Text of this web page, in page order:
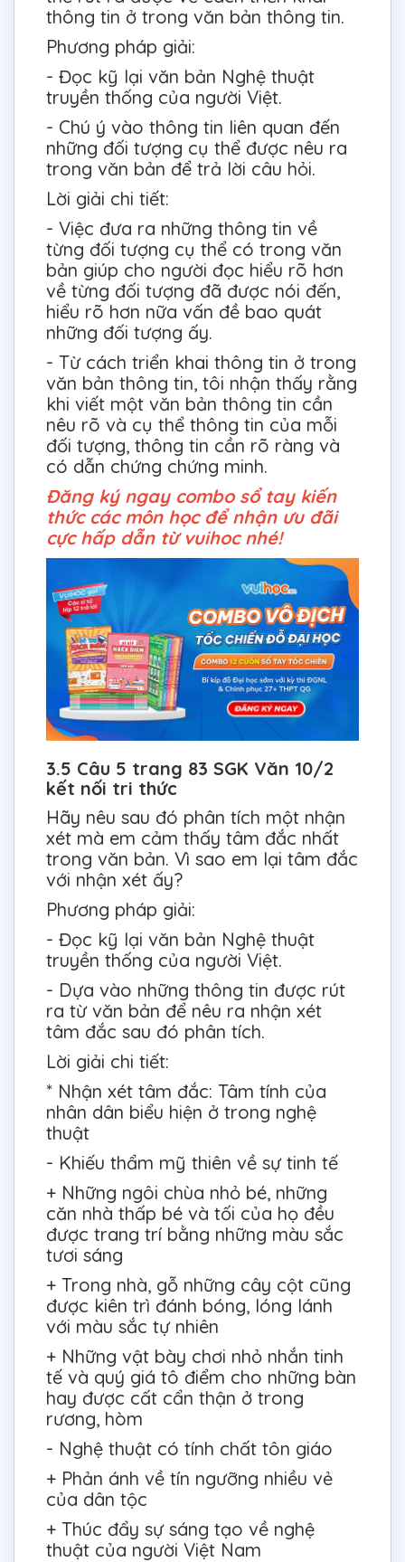
thông tin ở trong văn bản thông tin.
Phương pháp giải:
- Đọc kỹ lại văn bản Nghệ thuật
truyền thống của người Việt.
- Chú ý vào thông tin liên quan đến
những đối tượng cụ thể được nêu ra
trong văn bản để trả lời câu hỏi.
Lời giải chi tiết:
- Việc đưa ra những thông tin về
từng đối tượng cụ thể có trong văn
bản giúp cho người đọc hiểu rõ hơn
về từng đối tượng đã được nói đến,
hiểu rõ hơn nữa vấn đề bao quát
những đối tượng ấy.
- Từ cách triển khai thông tin ở trong
văn bản thông tin, tôi nhận thấy rằng
khi viết một văn bản thông tin cần
nêu rõ và cụ thể thông tin của mỗi
đối tượng, thông tin cần rõ ràng và
có dẫn chứng chứng minh.
Đăng ký ngay combo sổ tay kiến
thức các môn học để nhận ưu đãi
cực hấp dẫn từ vuihoc nhé!
3.5 Câu 5 trang 83 SGK Văn 10/2
kết nối tri thức
Hãy nêu sau đó phân tích một nhận
xét mà em cảm thấy tâm đắc nhất
trong văn bản. Vì sao em lại tâm đắc
với nhận xét ấy?
Phương pháp giải:
- Đọc kỹ lại văn bản Nghệ thuật
truyền thống của người Việt.
- Dựa vào những thông tin được rút
ra từ văn bản để nêu ra nhận xét
tâm đắc sau đó phân tích.
Lời giải chi tiết:
* Nhận xét tâm đắc: Tâm tính của
nhân dân biểu hiện ở trong nghệ
thuật
- Khiếu thẩm mỹ thiên về sự tinh tế
+ Những ngôi chùa nhỏ bé, những
căn nhà thấp bé và tối của họ đều
được trang trí bằng những màu sắc
tươi sáng
+ Trong nhà, gỗ những cây cột cũng
được kiên trì đánh bóng, lóng lánh
với màu sắc tự nhiên
+ Những vật bày chơi nhỏ nhắn tinh
tế và quý giá tô điểm cho những bàn
hay được cất cẩn thận ở trong
rương, hòm
- Nghệ thuật có tính chất tôn giáo
+ Phản ánh về tín ngưỡng nhiều vẻ
của dân tộc
+ Thúc đẩy sự sáng tạo về nghệ
thuật của người Việt Nam